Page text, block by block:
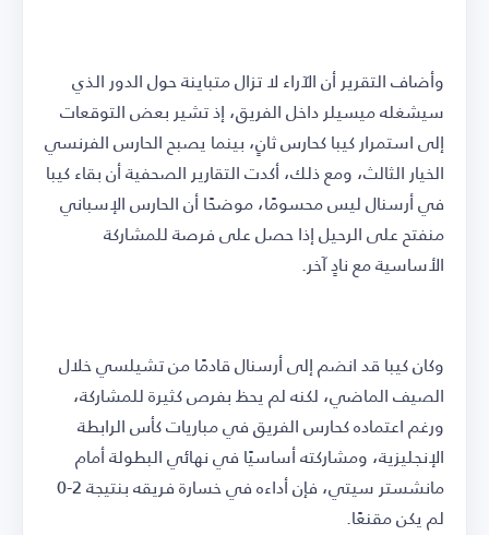
وأضاف التقرير أن الآراء لا تزال متباينة حول الدور الذي
سيشغله ميسيلر داخل الفريق، إذ تشير بعض التوقعات
إلى استمرار كيبا كحارس ثانٍ، بينما يصبح الحارس الفرنسي
الخيار الثالث، ومع ذلك، أكدت التقارير الصحفية أن بقاء كيبا
في أرسنال ليس محسومًا، موضحًا أن الحارس الإسباني
منفتح على الرحيل إذا حصل على فرصة للمشاركة
الأساسية مع نادٍ آخر.
وكان كيبا قد انضم إلى أرسنال قادمًا من تشيلسي خلال
الصيف الماضي، لكنه لم يحظ بفرص كثيرة للمشاركة،
ورغم اعتماده كحارس الفريق في مباريات كأس الرابطة
الإنجليزية، ومشاركته أساسيًا في نهائي البطولة أمام
مانشستر سيتي، فإن أداءه في خسارة فريقه بنتيجة 2-0
لم يكن مقنعًا.